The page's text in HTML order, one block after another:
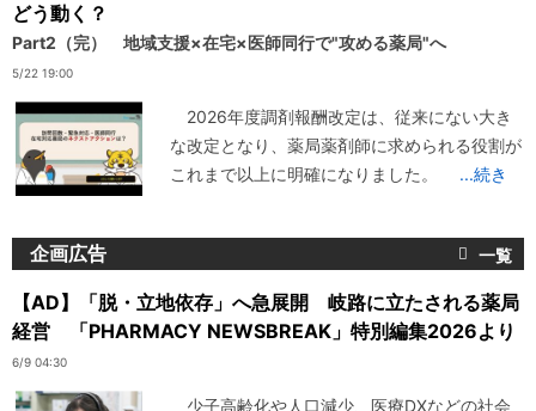
どう動く？
Part2（完） 地域支援×在宅×医師同行で"攻める薬局"へ
5/22 19:00
2026年度調剤報酬改定は、従来にない大き
な改定となり、薬局薬剤師に求められる役割が
これまで以上に明確になりました。
...続き
企画広告
【AD】「脱・立地依存」へ急展開 岐路に立たされる薬局
経営 「PHARMACY NEWSBREAK」特別編集2026より
6/9 04:30
少子高齢化や人口減少、医療DXなどの社会